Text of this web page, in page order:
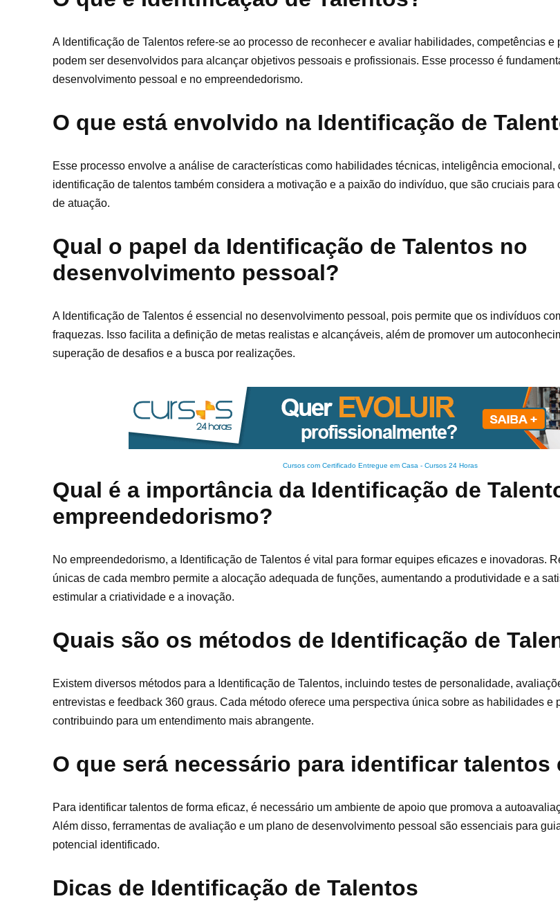
A Identificação de Talentos refere-se ao processo de reconhecer e avaliar habilidades, competências
podem ser desenvolvidos para alcançar objetivos pessoais e profissionais. Esse processo é
desenvolvimento pessoal e no empreendedorismo.
O que está envolvido na Identificação de
Esse processo envolve a análise de características como habilidades técnicas, inteligência emocional,
identificação de talentos também considera a motivação e a paixão do indivíduo, que são cruciais para
de atuação.
Qual o papel da Identificação de Talentos no
desenvolvimento pessoal?
A Identificação de Talentos é essencial no desenvolvimento pessoal, pois permite que os indivíduos
fraquezas. Isso facilita a definição de metas realistas e alcançáveis, além de promover um
superação de desafios e a busca por realizações.
Cursos com Certificado Entregue em Casa - Cursos 24 Horas
Qual é a importância da Identificação de
empreendedorismo?
No empreendedorismo, a Identificação de Talentos é vital para formar equipes eficazes e inovadoras.
únicas de cada membro permite a alocação adequada de funções, aumentando a produtividade e a
estimular a criatividade e a inovação.
Quais são os métodos de Identificação de
Existem diversos métodos para a Identificação de Talentos, incluindo testes de personalidade,
entrevistas e feedback 360 graus. Cada método oferece uma perspectiva única sobre as habilidades e
contribuindo para um entendimento mais abrangente.
O que será necessário para identificar talentos
Para identificar talentos de forma eficaz, é necessário um ambiente de apoio que promova a
Além disso, ferramentas de avaliação e um plano de desenvolvimento pessoal são essenciais para
potencial identificado.
Dicas de Identificação de Talentos